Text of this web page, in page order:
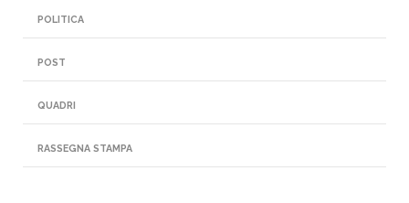
POLITICA
POST
QUADRI
RASSEGNA STAMPA